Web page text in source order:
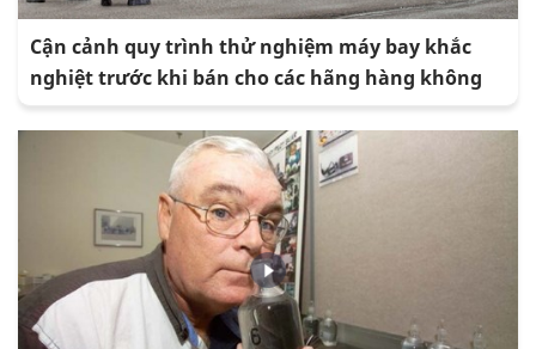
Cận cảnh quy trình thử nghiệm máy bay khắc
nghiệt trước khi bán cho các hãng hàng không